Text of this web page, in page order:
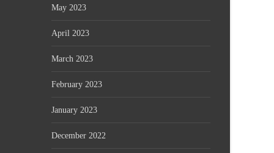
May 2023
April 2023
March 2023
February 2023
January 2023
December 2022